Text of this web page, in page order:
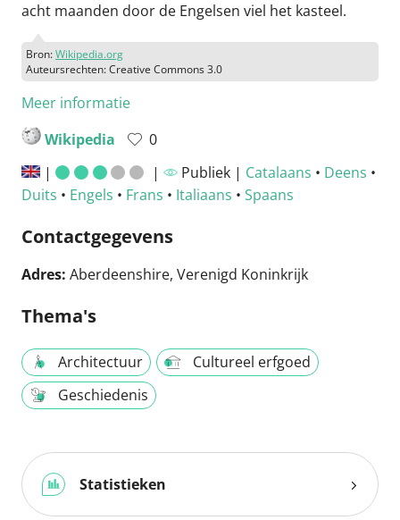
acht maanden door de Engelsen viel het kasteel.
Bron:Wikipedia.org
Auteursrechten: Creative Commons 3.0
Meer informatie
Wikipedia
0
|
| Publiek | Catalaans • Deens •
Duits • Engels • Frans • Italiaans • Spaans
Contactgegevens
Adres: Aberdeenshire, Verenigd Koninkrijk
Thema's
Architectuur
Cultureel erfgoed
Geschiedenis
Statistieken